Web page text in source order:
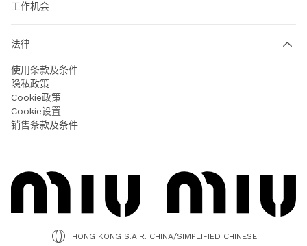
工作机会
法律
使用条款及条件
隐私政策
Cookie政策
Cookie设置
销售条款及条件
HONG KONG S.A.R. CHINA/SIMPLIFIED CHINESE